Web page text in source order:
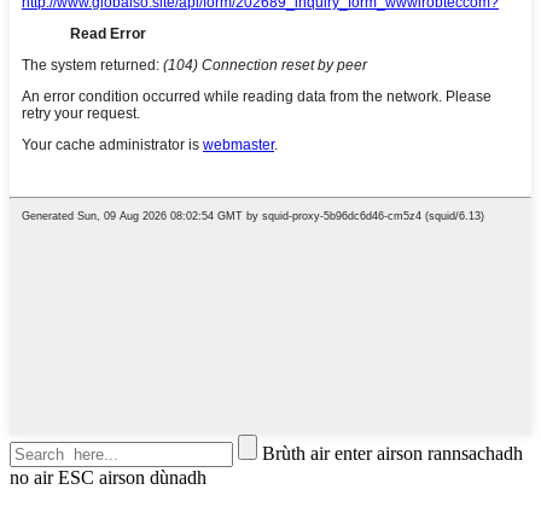
Brùth air enter airson rannsachadh
no air ESC airson dùnadh